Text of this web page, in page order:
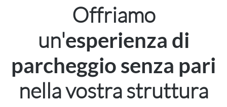
Offriamo
un'esperienza di
parcheggio senza pari
nella vostra struttura